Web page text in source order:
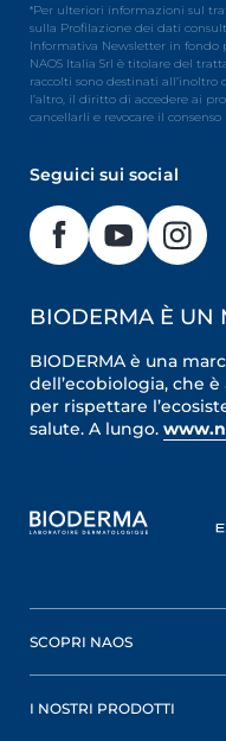
*Per ulteriori informazioni sul
sulla Profilazione dei dati
Informativa Newsletter in fondo
NAOS Italia Srl è titolare del
raccolti sono destinati
l’altro, il diritto di accedere ai
cancellarli e revocare il consenso
Seguici sui social
BIODERMA È UN
BIODERMA è una
dell’ecobiologia, che
per rispettare
salute. A lungo.
SCOPRI NAOS
I NOSTRI PRODOTTI